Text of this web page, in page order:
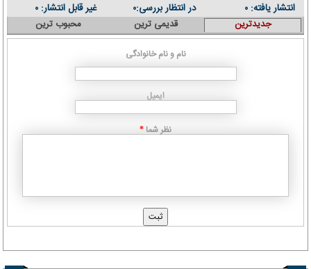
انتشار یافته: ۰ در انتظار بررسی:۰ غیر قابل انتشار: ۰
جدیدترین قدیمی ترین محبوب ترین
نام و نام خانوادگی
ایمیل
نظر شما *